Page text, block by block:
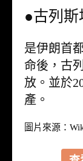
●古列斯
是伊朗首
命後，古
放。並於
產。
圖片來源：